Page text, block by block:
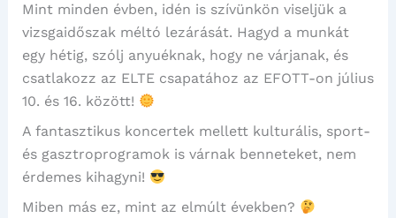
Mint minden évben, idén is szívünkön viseljük a
vizsgaidőszak méltó lezárását. Hagyd a munkát
egy hétig, szólj anyuéknak, hogy ne várjanak, és
csatlakozz az ELTE csapatához az EFOTT-on július
10. és 16. között!
A fantasztikus koncertek mellett kulturális, sport-
és gasztroprogramok is várnak benneteket, nem
érdemes kihagyni!
Miben más ez, mint az elmúlt években?